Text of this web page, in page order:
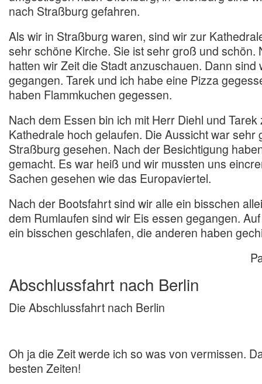
nach Straßburg gefahren.
Als wir in Straßburg waren, sind wir zur
sehr schöne Kirche. Sie ist sehr groß und schön.
hatten wir Zeit die Stadt anzuschauen. Dann sind
gegangen. Tarek und ich habe eine Pizza
haben Flammkuchen gegessen.
Nach dem Essen bin ich mit Herr Diehl und
Kathedrale hoch gelaufen. Die Aussicht war sehr
Straßburg gesehen. Nach der Besichtigung
gemacht. Es war heiß und wir mussten uns
Sachen gesehen wie das Europaviertel.
Nach der Bootsfahrt sind wir alle ein bisschen
dem Rumlaufen sind wir Eis essen gegangen.
ein bisschen geschlafen, die anderen haben
Abschlussfahrt nach Berlin
Die Abschlussfahrt nach Berlin
Oh ja die Zeit werde ich so was von vermissen.
besten Zeiten!